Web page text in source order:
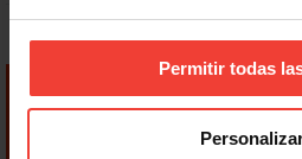
Permitir todas